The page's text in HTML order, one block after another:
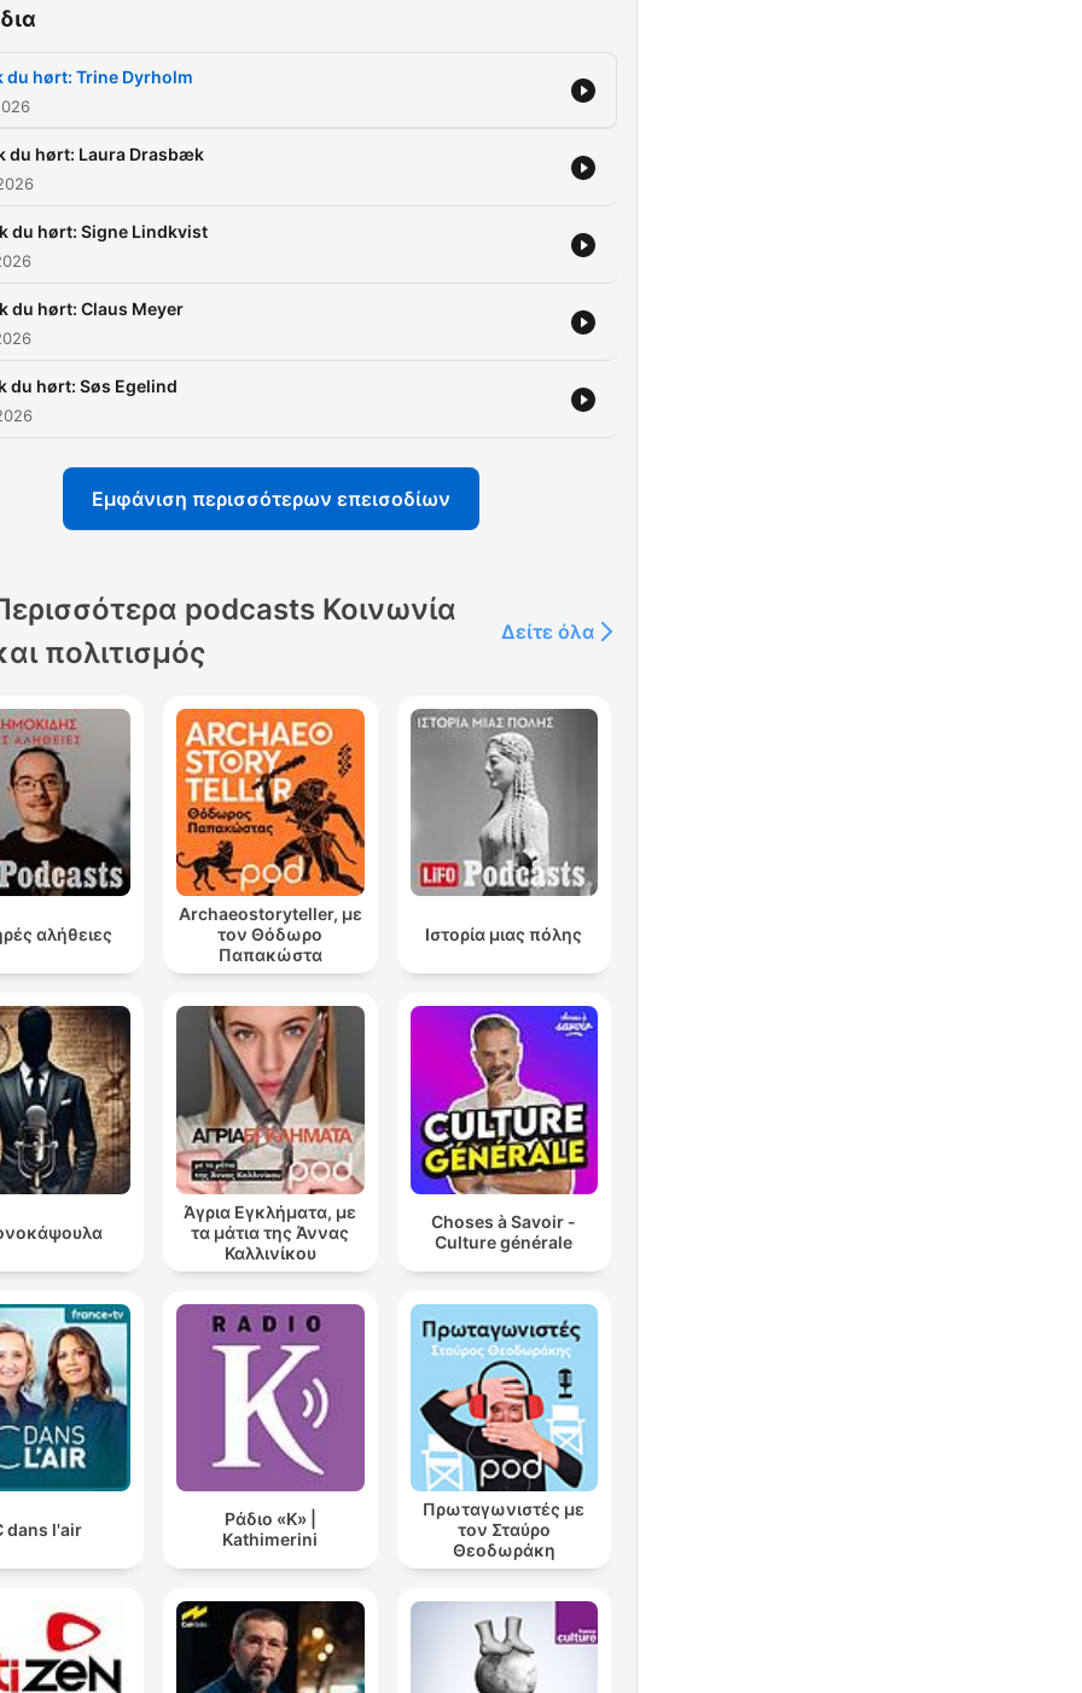
du hørt: Trine Dyrholm
du hørt: Laura Drasbæk
du hørt: Signe Lindkvist
du hørt: Claus Meyer
du hørt: Søs Egelind
Εμφάνιση περισσότερων επεισοδίων
podcasts Κοινωνία
πολιτισμός
Δείτε όλα
αλήθειες
Archaeostoryteller, με
τον Θόδωρο
Παπακώστα
Ιστορία μιας πόλης
Άγρια Εγκλήματα, με
τα μάτια της Άννας
Καλλινίκου
Choses à Savoir -
Culture générale
dans l'air
Ράδιο «Κ» |
Kathimerini
Πρωταγωνιστές με
τον Σταύρο
Θεοδωράκη